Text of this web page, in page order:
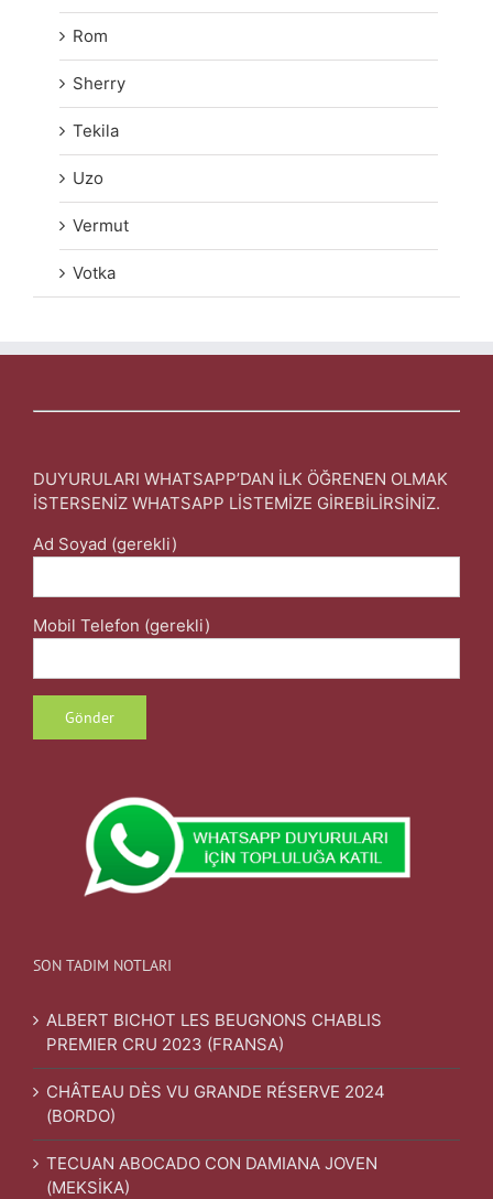
Rom
Sherry
Tekila
Uzo
Vermut
Votka
DUYURULARI WHATSAPP’DAN İLK ÖĞRENEN OLMAK
İSTERSENİZ WHATSAPP LİSTEMİZE GİREBİLİRSİNİZ.
Ad Soyad (gerekli)
Mobil Telefon (gerekli)
SON TADIM NOTLARI
ALBERT BICHOT LES BEUGNONS CHABLIS
PREMIER CRU 2023 (FRANSA)
CHÂTEAU DÈS VU GRANDE RÉSERVE 2024
(BORDO)
TECUAN ABOCADO CON DAMIANA JOVEN
(MEKSİKA)